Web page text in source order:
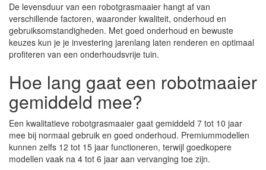
De levensduur van een robotgrasmaaier hangt af van
verschillende factoren, waaronder kwaliteit, onderhoud en
gebruiksomstandigheden. Met goed onderhoud en bewuste
keuzes kun je je investering jarenlang laten renderen en optimaal
profiteren van een onderhoudsvrije tuin.
Hoe lang gaat een robotmaaier
gemiddeld mee?
Een kwalitatieve robotgrasmaaier gaat gemiddeld 7 tot 10 jaar
mee bij normaal gebruik en goed onderhoud. Premiummodellen
kunnen zelfs 12 tot 15 jaar functioneren, terwijl goedkopere
modellen vaak na 4 tot 6 jaar aan vervanging toe zijn.